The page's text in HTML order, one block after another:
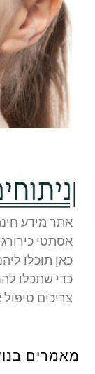
אתר מידע
אסתטי
כאן תוכלו
כדי שתכלו
צריכים
מאמרים